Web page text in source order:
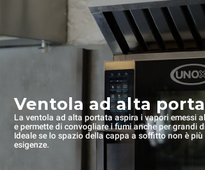
Ventola ad alta
La ventola ad alta portata aspira i vapori emessi
e permette di convogliare i fumi anche per grandi
Ideale se lo spazio della cappa a soffitto non è
esigenze.